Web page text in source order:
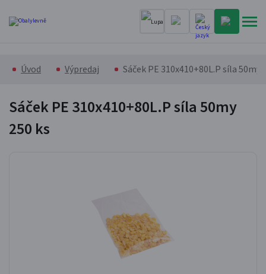
Úvod Výpredaj Sáček PE 310x410+80L.P síla 50my
Sáček PE 310x410+80L.P síla 50my
250 ks